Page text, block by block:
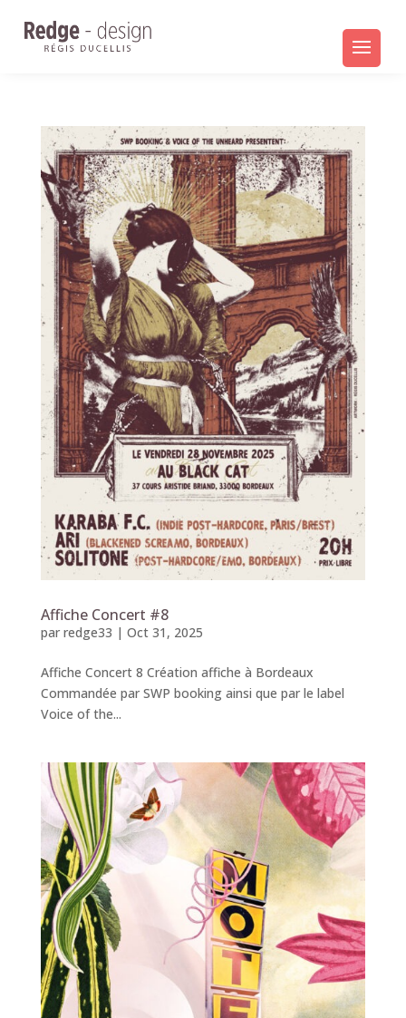
Affiche Concert #8
par redge33 | Oct 31, 2025
Affiche Concert 8 Création affiche à Bordeaux
Commandée par SWP booking ainsi que par le label
Voice of the...